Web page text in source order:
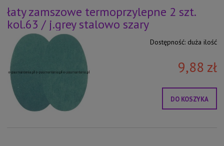
łaty zamszowe termoprzylepne 2 szt.
kol.63 / j.grey stalowo szary
Dostępność: duża ilość
9,88 zł
DO KOSZYKA